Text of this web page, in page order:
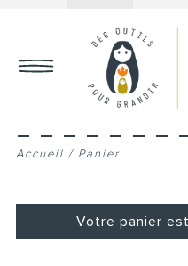
Accueil / Panier
Votre panier